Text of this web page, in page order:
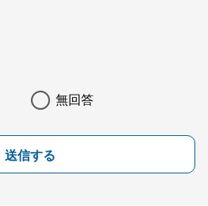
無回答
送信する